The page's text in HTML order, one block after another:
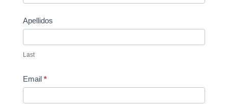
Apellidos
Last
Email *